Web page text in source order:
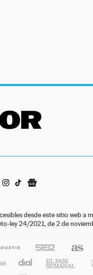
desde este sitio web
ley 24/2021, de 2 de